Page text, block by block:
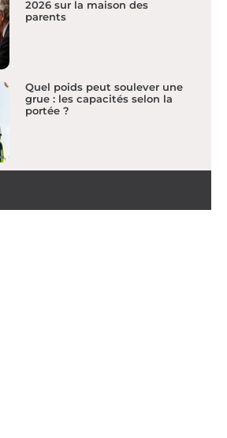
2026 sur la maison des
parents
Quel poids peut soulever une
grue : les capacités selon la
portée ?